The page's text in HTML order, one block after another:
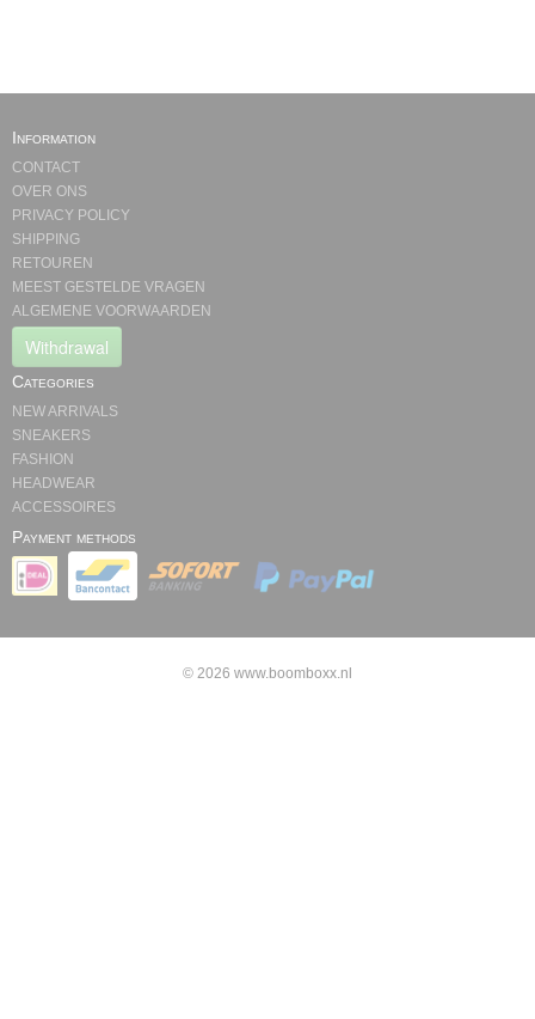
Information
CONTACT
OVER ONS
PRIVACY POLICY
SHIPPING
RETOUREN
MEEST GESTELDE VRAGEN
ALGEMENE VOORWAARDEN
Withdrawal
Categories
NEW ARRIVALS
SNEAKERS
FASHION
HEADWEAR
ACCESSOIRES
Payment methods
© 2026 www.boomboxx.nl